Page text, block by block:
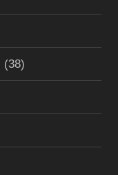
(38)